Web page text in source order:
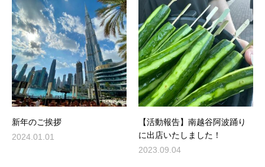
新年のご挨拶
2024.01.01
【活動報告】南越谷阿波踊り
に出店いたしました！
2023.09.04